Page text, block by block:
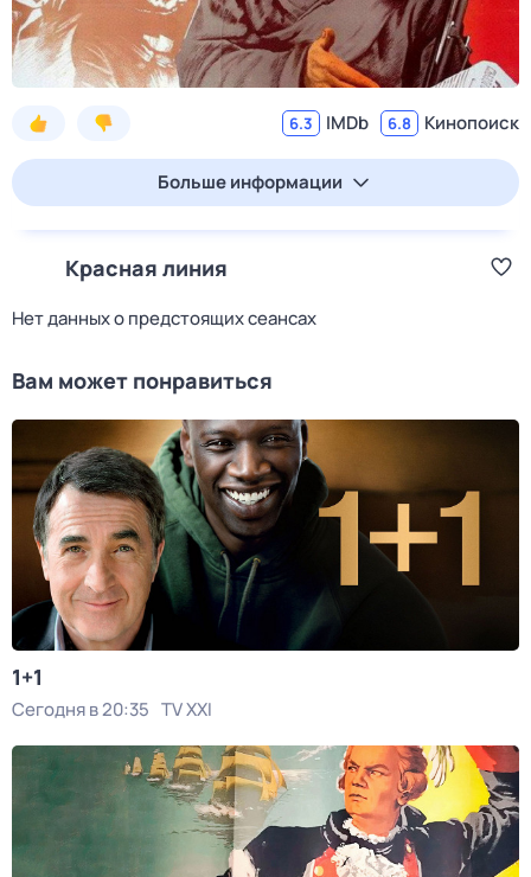
6.3 IMDb 6.8 Кинопоиск
Больше информации
Красная линия
Нет данных о предстоящих сеансах
Вам может понравиться
1+1
Сегодня в 20:35 TV XXI